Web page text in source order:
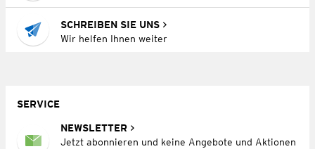
SCHREIBEN SIE UNS
Wir helfen Ihnen weiter
SERVICE
NEWSLETTER
Jetzt abonnieren und keine Angebote und Aktionen